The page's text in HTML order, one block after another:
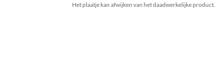
Het plaatje kan afwijken van het daadwerkelijke product.